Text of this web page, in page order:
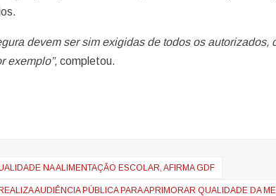
devem ser sim exigidas de todos os autorizados,
exemplo”, completou.
NA ALIMENTAÇÃO ESCOLAR, AFIRMA GDF
AUDIÊNCIA PÚBLICA PARA APRIMORAR QUALIDADE DA